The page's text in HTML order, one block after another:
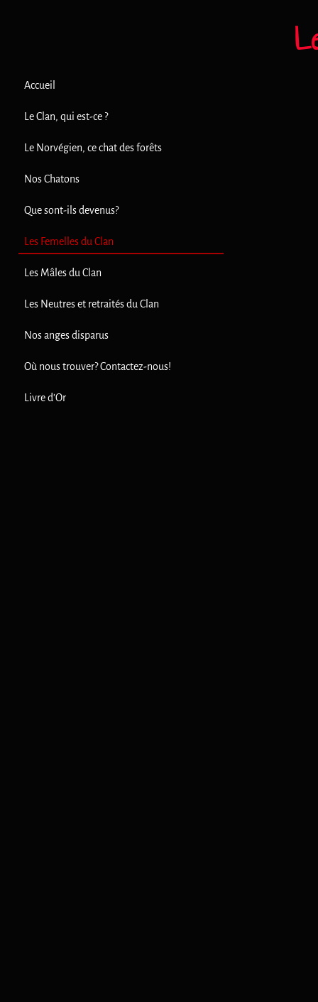
Accueil
Le Clan, qui est-ce ?
Le Norvégien, ce chat des forêts
Nos Chatons
Que sont-ils devenus?
Les Femelles du Clan
Les Mâles du Clan
Les Neutres et retraités du Clan
Nos anges disparus
Où nous trouver? Contactez-nous!
Livre d'Or